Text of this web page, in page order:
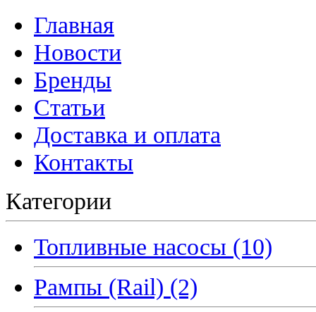
Главная
Новости
Бренды
Статьи
Доставка и оплата
Контакты
Категории
Топливные насосы (10)
Рампы (Rail) (2)